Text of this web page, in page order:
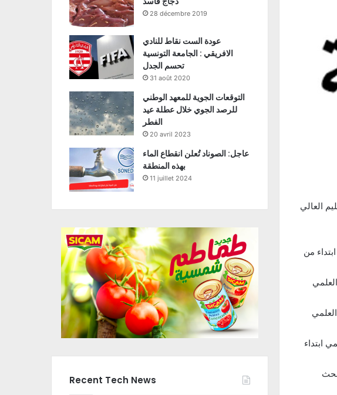
العالي
من
ابتداء
28 décembre 2019
عودة الست نقاط للنادي
الافريقي : الجامعة التونسية
تحسم الجدل
31 août 2020
التوقعات الجوية للمعهد الوطني
للرصد الجوي خلال عطلة عيد
الفطر
20 avril 2023
عاجل: الصوناد تُعلن انقطاع الماء
بهذه المنطقة
11 juillet 2024
Recent Tech News